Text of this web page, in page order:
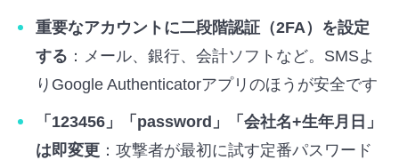
重要なアカウントに二段階認証（2FA）を設定
する ：メール、銀行、会計ソフトなど。SMSよ
りGoogle Authenticatorアプリのほうが安全です
「123456」「password」「会社名+生年月日」
は即変更 ：攻撃者が最初に試す定番パスワード